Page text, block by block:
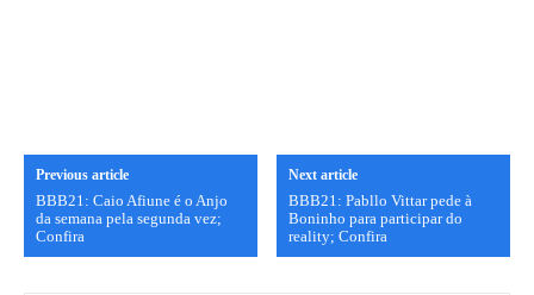
Previous article
BBB21: Caio Afiune é o Anjo
da semana pela segunda vez;
Confira
Next article
BBB21: Pabllo Vittar pede à
Boninho para participar do
reality; Confira